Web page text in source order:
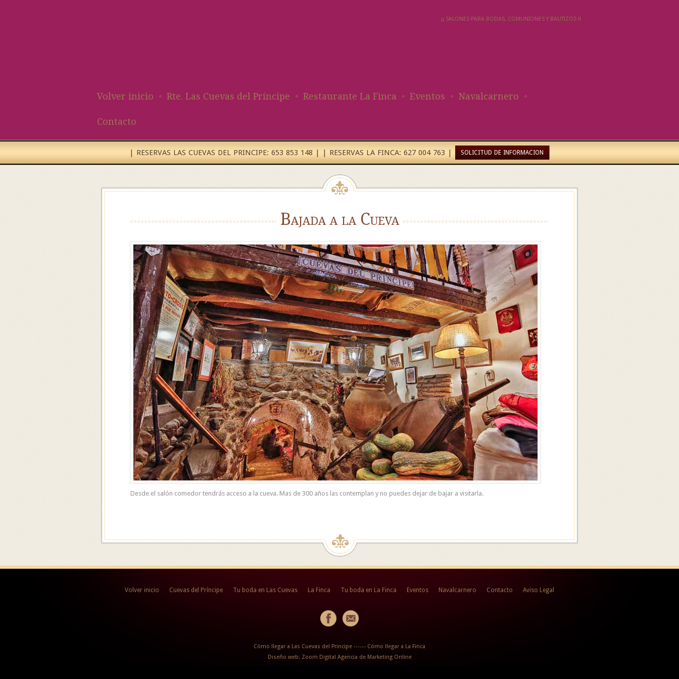
¡¡ SALONES PARA BODAS, COMUNIONES Y BAUTIZOS !!
Volver inicio Rte. Las Cuevas del Príncipe Restaurante La Finca Eventos Navalcarnero
Contacto
| RESERVAS LAS CUEVAS DEL PRINCIPE: 653 853 148 | | RESERVAS LA FINCA: 627 004 763 | SOLICITUD DE INFORMACION
Bajada a la Cueva
Desde el salón comedor tendrás acceso a la cueva. Mas de 300 años las contemplan y no puedes dejar de bajar a visitarla.
Volver inicio Cuevas del Príncipe Tu boda en Las Cuevas La Finca Tu boda en La Finca Eventos Navalcarnero Contacto Aviso Legal
Cómo llegar a Las Cuevas del Principe ------ Cómo llegar a La Finca
Diseño web: Zoom Digital Agencia de Marketing Online